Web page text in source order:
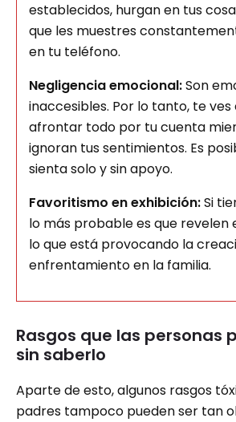
establecidos, hurgan en tus
que les muestres
en tu teléfono.
Negligencia emocional:Son
inaccesibles. Por lo tanto, te ves
afrontar todo por tu cuenta
ignoran tus sentimientos. Es
sienta solo y sin apoyo.
Favoritismo en exhibición:Si
lo más probable es que revelen
lo que está provocando la
enfrentamiento en la familia.
Rasgos que las personas
sin saberlo
Aparte de esto, algunos rasgos
padres tampoco pueden ser tan